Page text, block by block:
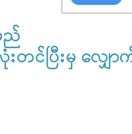
းတင်ပြီးမှ လျှေ